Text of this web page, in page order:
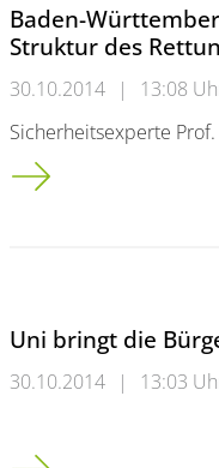
Baden-
Struktur des
30.10.2014 |
13:08
Sicherheitsexperte
Baden-Württemberg:
Uni bringt die
30.10.2014 | 13:03
Uni bringt die Bürger